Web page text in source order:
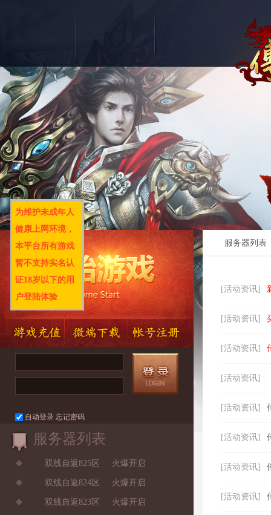
自动登录 忘记密码
服务器列表
双线自返825区 火爆开启
双线自返824区 火爆开启
双线自返823区 火爆开启
服务器列表
[活动资讯]
[活动资讯]
[活动资讯]
[活动资讯]
[活动资讯]
[活动资讯]
[活动资讯]
[活动资讯]
为维护未成年人
健康上网环境，
本平台所有游戏
暂不支持实名认
证18岁以下的用
户登陆体验